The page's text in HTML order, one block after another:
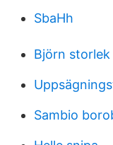
SbaHh
Björn storlek
Sambio